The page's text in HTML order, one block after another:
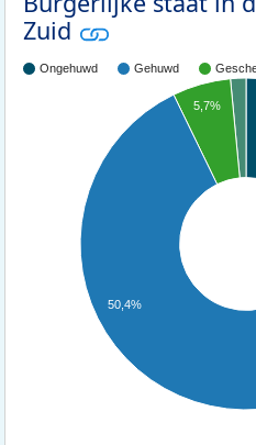
Zuid
Ongehuwd Gehuwd
5,7%
50,4%